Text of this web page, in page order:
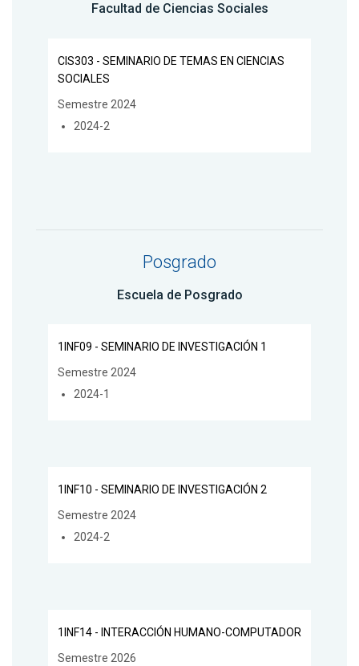
Facultad de Ciencias Sociales
CIS303 - SEMINARIO DE TEMAS EN CIENCIAS
SOCIALES
Semestre 2024
2024-2
Posgrado
Escuela de Posgrado
1INF09 - SEMINARIO DE INVESTIGACIÓN 1
Semestre 2024
2024-1
1INF10 - SEMINARIO DE INVESTIGACIÓN 2
Semestre 2024
2024-2
1INF14 - INTERACCIÓN HUMANO-COMPUTADOR
Semestre 2026